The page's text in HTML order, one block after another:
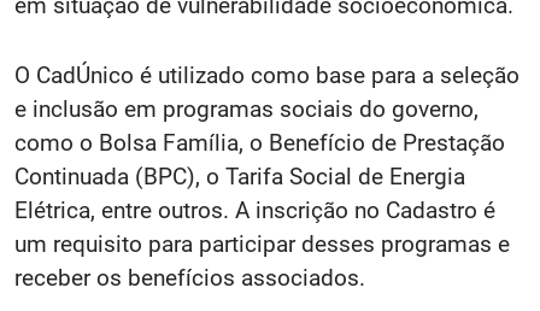
O CadÚnico é utilizado como base para a seleção
e inclusão em programas sociais do governo,
como o Bolsa Família, o Benefício de Prestação
Continuada (BPC), o Tarifa Social de Energia
Elétrica, entre outros. A inscrição no Cadastro é
um requisito para participar desses programas e
receber os benefícios associados.